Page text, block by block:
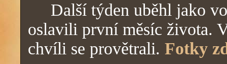
Další týden uběhl jako
oslavili první měsíc života.
chvíli se provětrali. Fotky